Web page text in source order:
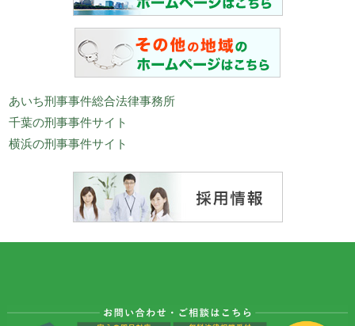
あいち刑事事件総合法律事務所
千葉の刑事事件サイト
横浜の刑事事件サイト